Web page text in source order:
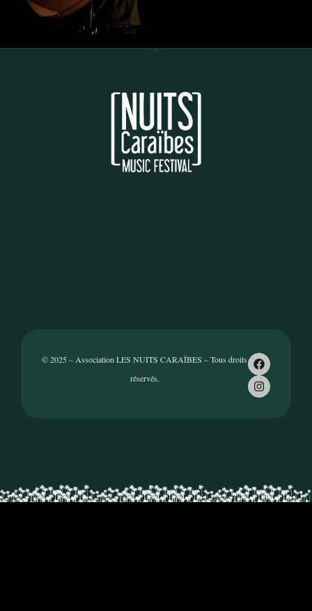
© 2025 – Association LES NUITS CARAÏBES – Tous droits
réservés.